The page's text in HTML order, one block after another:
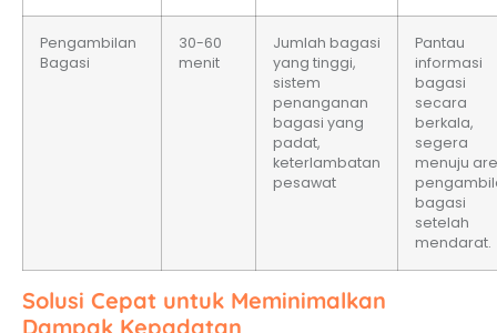
Pengambilan
Bagasi
30-60
menit
Jumlah bagasi
yang tinggi,
sistem
penanganan
bagasi yang
padat,
keterlambatan
pesawat
Pantau
informasi
bagasi
secara
berkala,
segera
menuju
bagasi
setelah
mendarat.
Solusi Cepat untuk Meminimalkan
Dampak Kepadatan